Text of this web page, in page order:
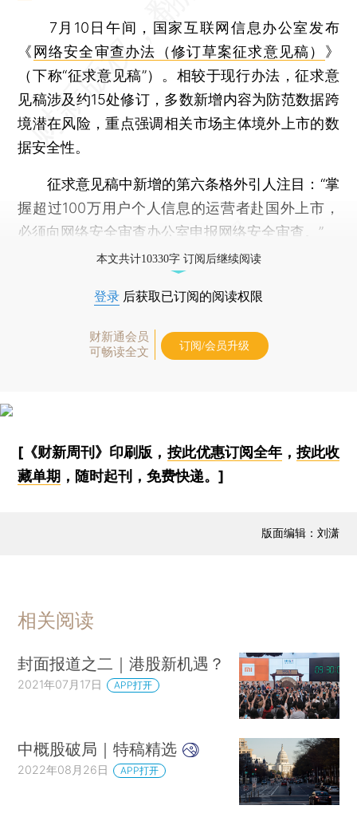
7月10日午间，国家互联网信息办公室发布
《 网络安全审查办法（修订草案征求意见稿） 》
（下称“征求意见稿”）。相较于现行办法，征求意
见稿涉及约15处修订，多数新增内容为防范数据跨
境潜在风险，重点强调相关市场主体境外上市的数
据安全性。
征求意见稿中新增的第六条格外引人注目：“掌
握超过100万用户个人信息的运营者赴国外上市，
必须向网络安全审查办公室申报网络安全审查。”
本文共计10330字 订阅后继续阅读
登录 后获取已订阅的阅读权限
财新通会员
可畅读全文
订阅/会员升级
[《财新周刊》印刷版， 按此优惠订阅全年， 按此收
藏单期 ，随时起刊，免费快递。]
版面编辑：刘潇
相关阅读
封面报道之二｜港股新机遇？
2021年07月17日 APP打开
中概股破局｜特稿精选
2022年08月26日 APP打开